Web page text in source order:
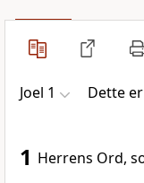
Joel 1 Dette
1 Herrens Ord,